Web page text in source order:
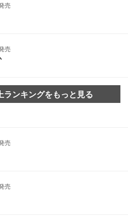
売
売
ランキングをもっと見る
売
売